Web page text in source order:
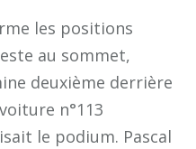
les positions
au sommet,
deuxième derrière
n°113
le podium. Pascal